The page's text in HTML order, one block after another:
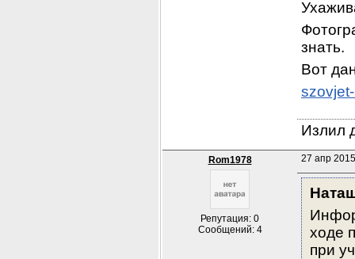
знать.
Вот
Излил
Rom1978
Репутация: 0
Сообщений: 4
27 апр
ходе
при